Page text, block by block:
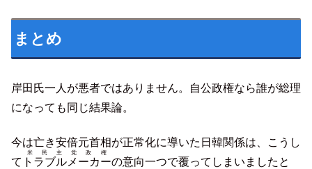
まとめ
岸田氏一人が悪者ではありません。自公政権なら誰が総理
になっても同じ結果論。
今は亡き安倍元首相が正常化に導いた日韓関係は、こうし
て トラブルメーカー
米民主党政権
の意向一つで覆ってしまいましたと